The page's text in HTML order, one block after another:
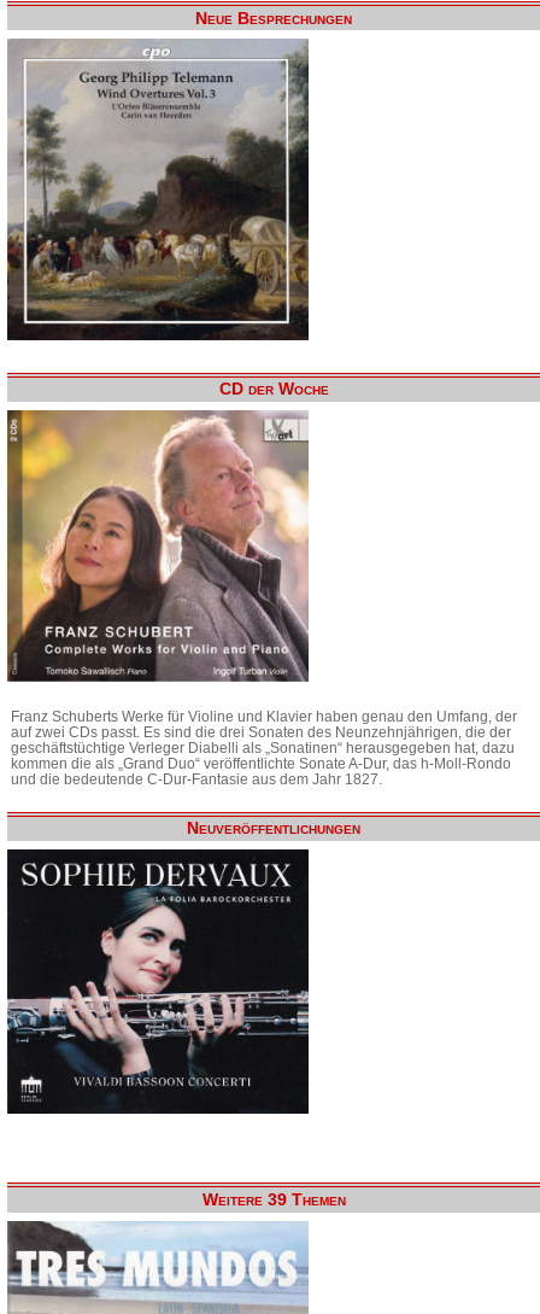
Neue Besprechungen
CD der Woche
Franz Schuberts Werke für Violine und Klavier haben genau den Umfang, der
auf zwei CDs passt. Es sind die drei Sonaten des Neunzehnjährigen, die der
geschäftstüchtige Verleger Diabelli als „Sonatinen“ herausgegeben hat, dazu
kommen die als „Grand Duo“ veröffentlichte Sonate A-Dur, das h-Moll-Rondo
und die bedeutende C-Dur-Fantasie aus dem Jahr 1827.
Neuveröffentlichungen
Weitere 39 Themen